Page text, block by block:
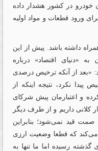
خودرو در کشور هشدار داده
ورود قطعات و مواد اولیه
داشته باشد. پیش از این
به «دنیای اقتصاد» درباره
«بعد از آنکه ترخیص درصدی
پیدا نکرد، نتیجه اینکه از
و اعتبارمان پیش شرکای
داریم و از طرف دیگر
قید نمی‌شود؛ بنابراین
که قطعا وضعیت ارزی
رسیده اما ما تنها به